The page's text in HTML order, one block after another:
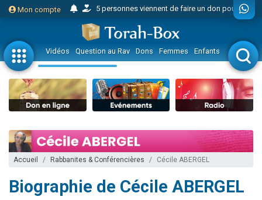
Mon compte
2 personnes viennent de faire un don pour Tsédaka : pauvres d'Israel
Donnez votre avis sur la vidéo "Micro-trottoir - T'as donné ton MA’ASSER ?"
4 personnes viennent de nous rejoindre sur WhatsApp
Eva vient de donner son Maasser
3 nouvelles musiques dans Torah-Box Music
Il reste 49 places pour étudier en groupe sur Zoom
2 personnes viennent de nous rejoindre sur WhatsApp
Vidéos Question au Rav Dons Femmes Enfants Etude sur
Accueil Rabbanites & Conférencières Cécile ABERGEL
Biographie de Cécile ABERGEL